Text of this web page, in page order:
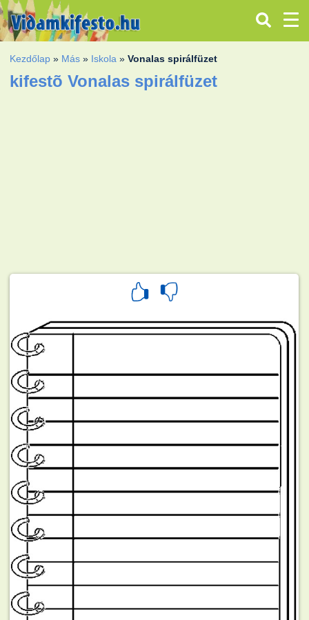
Kezdőlap » Más » Iskola »Vonalas spirálfüzet
kifestõ Vonalas spirálfüzet